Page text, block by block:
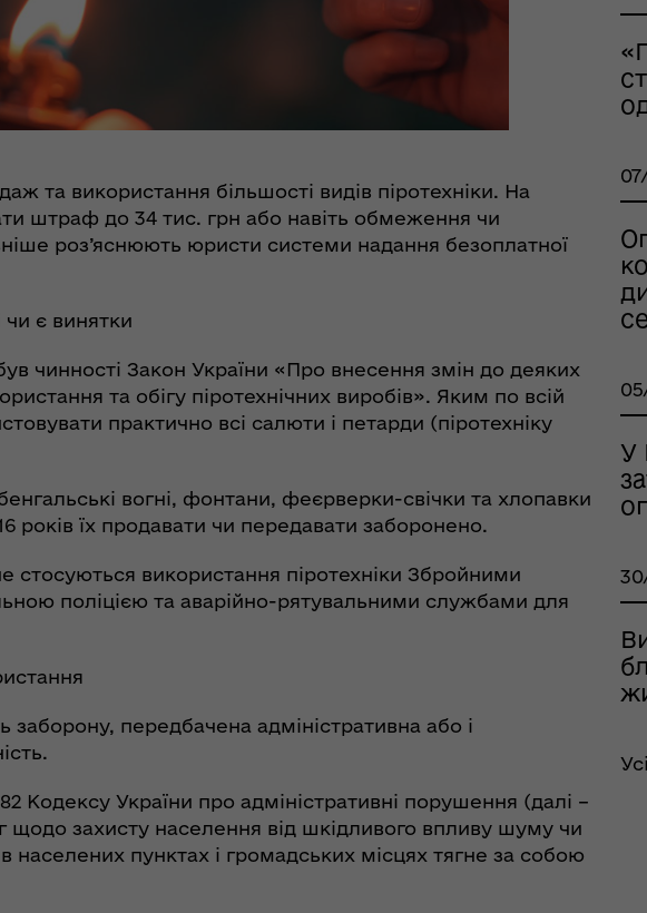
Кобеляцької громади
Координаційний штаб з
питань поводження з
військовополоненими
(КШППВ)
та використання більшості видів піротехніки. На
штраф до 34 тис. грн або навіть обмеження чи
роз’яснюють юристи системи надання безоплатної
чи є винятки
чинності Закон України «Про внесення змін до деяких
та обігу піротехнічних виробів». Яким по всій
практично всі салюти і петарди (піротехніку
вогні, фонтани, феєрверки-свічки та хлопавки
років їх продавати чи передавати заборонено.
стосуються використання піротехніки Збройними
поліцією та аварійно-рятувальними службами для
передбачена адміністративна або і
Кодексу України про адміністративні порушення (далі –
захисту населення від шкідливого впливу шуму чи
населених пунктах і громадських місцях тягне за собою
У